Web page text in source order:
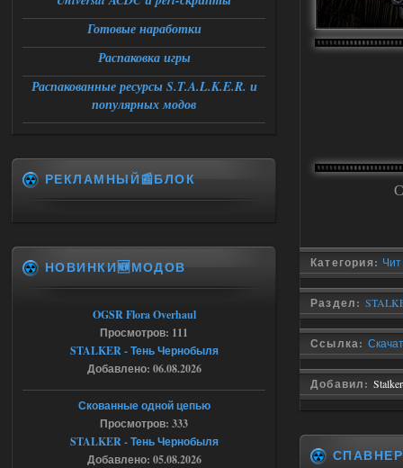
Категория:
Раздел:
Ссылка:
Добавил:
СПАВНЕР
вылет [error]Arguments :
msg_box_kicked_by_server:picture
Ответить ➤
Спавнер + Правки + Античит - Dead
City Final
Доступно только для пользователей
Спавнер + Правки + Античит - Dead
City Final
Michman1970
Что то не работает спавнер,
все устанавливал по
мануалу......
Ответить ➤
Игра для сталкера 21-очко
Готовые наработки
Распаковка игры
Распакованные ресурсы S.T.A.L.K.E.R. и
популярных модов
РЕКЛАМНЫЙ📰БЛОК
НОВИНКИ🆕МОДОВ
OGSR Flora Overhaul
Просмотров: 111
STALKER - Тень Чернобыля
Добавлено: 06.08.2026
Скованные одной цепью
Просмотров: 333
STALKER - Тень Чернобыля
Добавлено: 05.08.2026